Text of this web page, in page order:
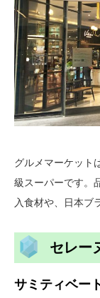
グルメマーケット
級スーパーです。
入食材や、日本ブ
セレー
サミティベー